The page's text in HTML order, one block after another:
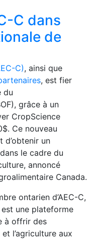
C dans
de
C), ainsi que
, est fier
du
grâce à un
CropScience
Ce nouveau
d’obtenir un
le cadre du
annoncé
Canada.
ontarien d’AEC-C,
une plateforme
à offrir des
l’agriculture aux